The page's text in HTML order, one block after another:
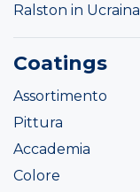
Ralston in Ucraina
Coatings
Assortimento
Pittura
Accademia
Colore